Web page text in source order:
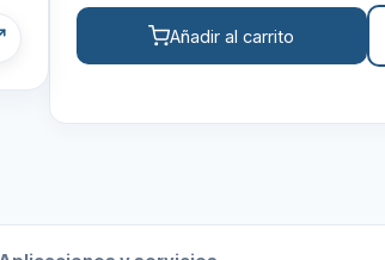
Añadir al carrito